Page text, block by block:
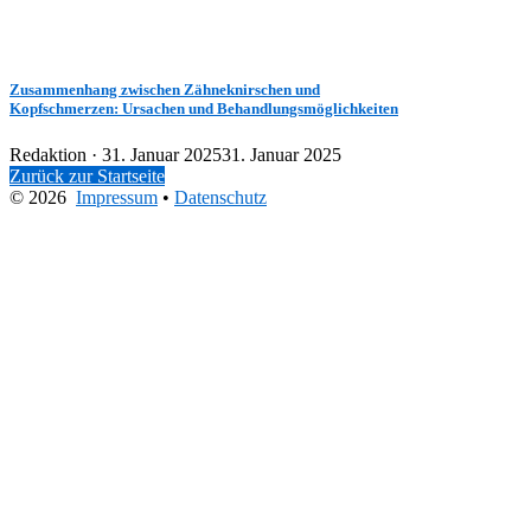
Zusammenhang zwischen Zähneknirschen und
Kopfschmerzen: Ursachen und Behandlungsmöglichkeiten
Redaktion · Veröffentlicht
am
31. Januar 202531. Januar 2025
Zurück zur Startseite
© 2026 Impressum • Datenschutz